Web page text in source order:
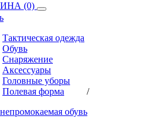
(0)
Тактическая одежда
Обувь
Снаряжение
Аксессуары
Головные уборы
Полевая форма
/
обувь